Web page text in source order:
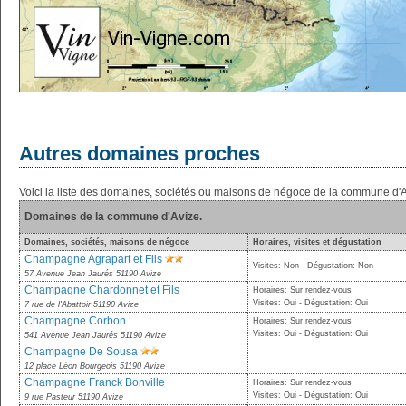
Autres domaines proches
Voici la liste des domaines, sociétés ou maisons de négoce de la commune
Domaines de la commune d'Avize.
Domaines, sociétés, maisons de négoce Horaires, visites et dégustation
Champagne Agrapart et Fils
57 Avenue Jean Jaurés 51190 Avize
Visites: Non - Dégustation: Non
Champagne Chardonnet et Fils
7 rue de l'Abattoir 51190 Avize
Horaires: Sur rendez-vous
Visites: Oui - Dégustation: Oui
Champagne Corbon
541 Avenue Jean Jaurés 51190 Avize
Horaires: Sur rendez-vous
Visites: Oui - Dégustation: Oui
Champagne De Sousa
12 place Léon Bourgeois 51190 Avize
Champagne Franck Bonville
9 rue Pasteur 51190 Avize
Horaires: Sur rendez-vous
Visites: Oui - Dégustation: Oui